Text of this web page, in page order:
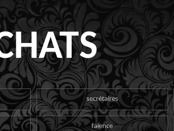
secrétaires
faïence